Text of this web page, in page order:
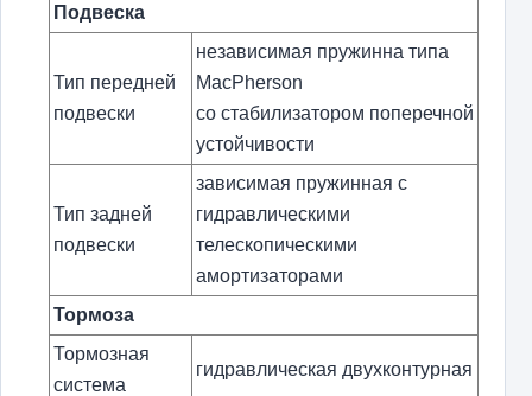
Подвеска
Тип передней
подвески
независимая пружинна типа
MacPherson
со стабилизатором поперечной
устойчивости
Тип задней
подвески
зависимая пружинная с
гидравлическими
телескопическими
амортизаторами
Тормоза
Тормозная
система
гидравлическая двухконтурная